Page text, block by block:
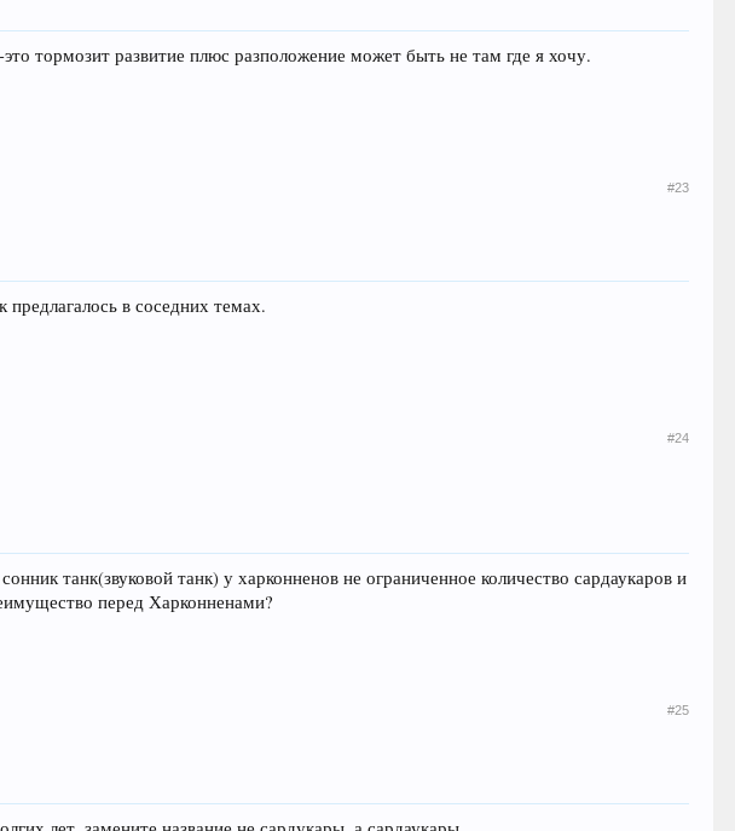
тормозит развитие плюс разположение может быть не там где я хочу.
#23
в соседних темах.
#24
танк(звуковой танк) у харконненов не ограниченное количество сардаукаров и
перед Харконненами?
#25